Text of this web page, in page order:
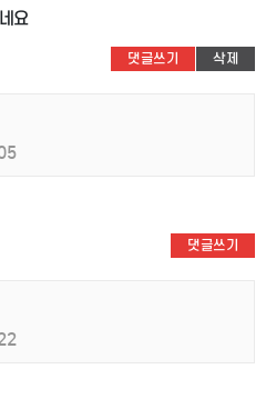
요
댓글쓰기 삭제
댓글쓰기